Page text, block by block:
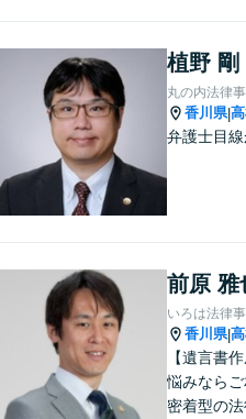
事件・交通
など幅広く
可能。ま
ください。
植野 剛
丸の内法律
香川県|
弁護士目
前原 雅
いろは法律
香川県|
【遺言書
悩みなら
密着型の法